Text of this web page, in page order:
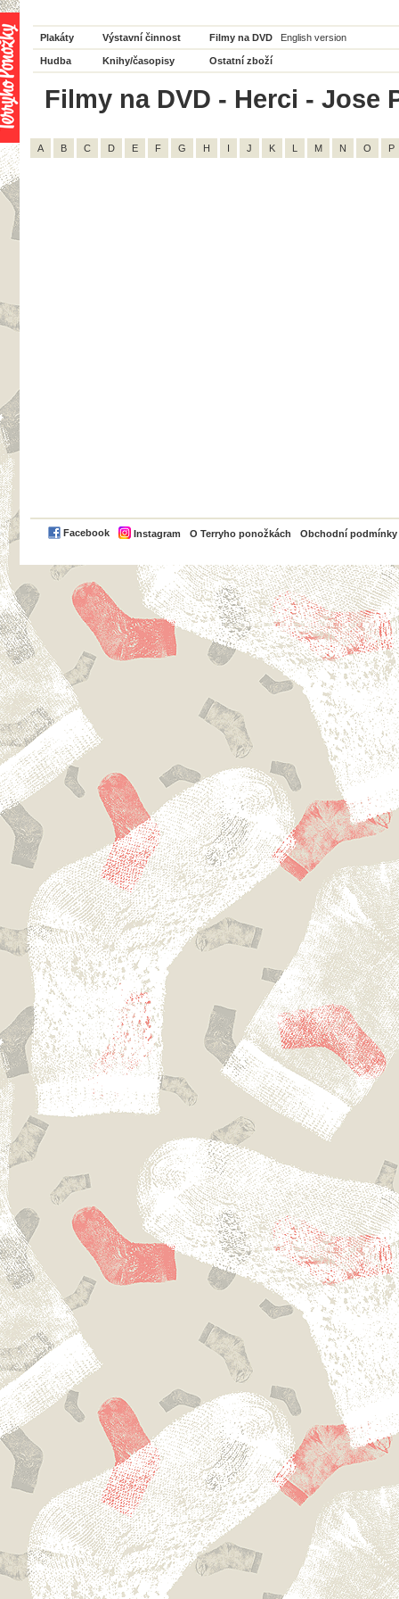
Plakáty Výstavní činnost Filmy na DVD English version
Hudba Knihy/časopisy Ostatní zboží
Filmy na DVD - Herci - Jose
A B C D E F G H I J K L M N O P
Facebook Instagram O Terryho ponožkách Obchodní podmínky
PayPal